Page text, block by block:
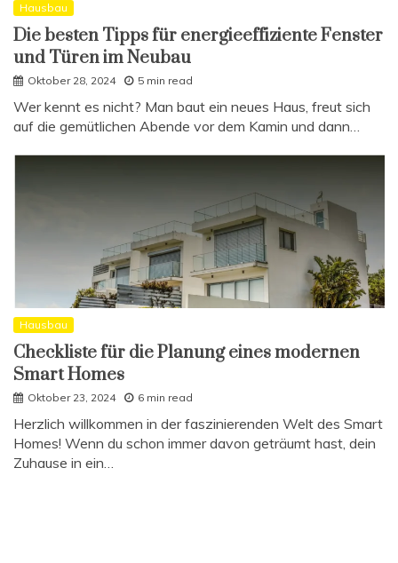
Hausbau
Die besten Tipps für energieeffiziente Fenster
und Türen im Neubau
Oktober 28, 2024 5 min read
Wer kennt es nicht? Man baut ein neues Haus, freut sich
auf die gemütlichen Abende vor dem Kamin und dann…
Hausbau
Checkliste für die Planung eines modernen
Smart Homes
Oktober 23, 2024 6 min read
Herzlich willkommen in der faszinierenden Welt des Smart
Homes! Wenn du schon immer davon geträumt hast, dein
Zuhause in ein…